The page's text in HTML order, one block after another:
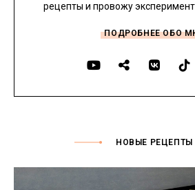
рецепты и провожу
ПОДРОБНЕЕ ОБО
НОВЫЕ РЕЦЕПТЫ